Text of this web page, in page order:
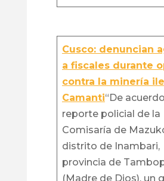
Cusco: denuncian
a fiscales durante
contra la minería
Camanti“De
reporte policial de la
Comisaría de
distrito de Inambari,
provincia de
(Madre de Dios), un